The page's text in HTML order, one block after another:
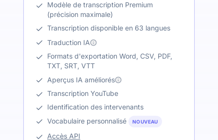
Modèle de transcription Premium
(précision maximale)
Transcription disponible en 63 langues
Traduction IA
Formats d'exportation Word, CSV, PDF,
TXT, SRT, VTT
Aperçus IA améliorés
Transcription YouTube
Identification des intervenants
Vocabulaire personnalisé
NOUVEAU
Accès API